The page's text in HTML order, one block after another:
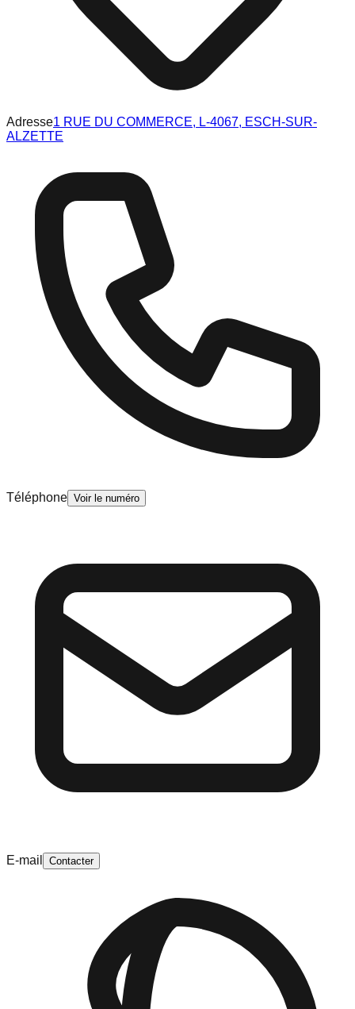
Adresse1 RUE DU COMMERCE, L-4067, ESCH-SUR-
ALZETTE
Téléphone Voir le numéro
E-mail Contacter